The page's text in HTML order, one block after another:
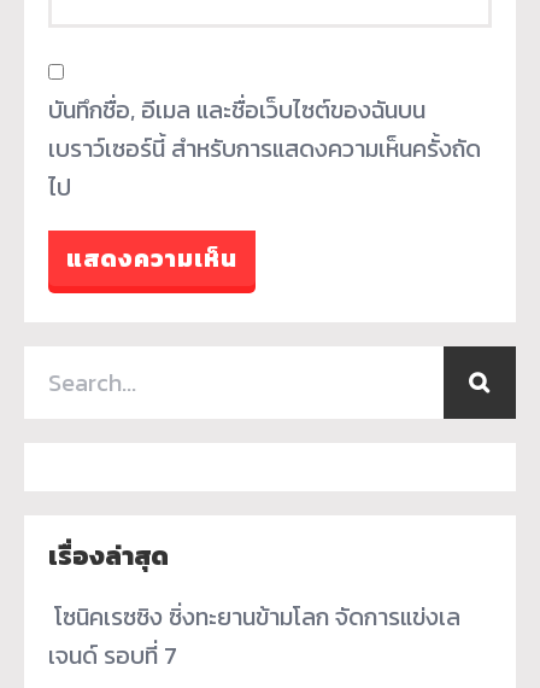
บันทึกชื่อ, อีเมล และชื่อเว็บไซต์ของฉันบน
เบราว์เซอร์นี้ สำหรับการแสดงความเห็นครั้งถัด
ไป
เรื่องล่าสุด
­ โซนิคเรซซิง ซิ่งทะยานข้ามโลก จัดการแข่งเล
เจนด์ รอบที่ 7